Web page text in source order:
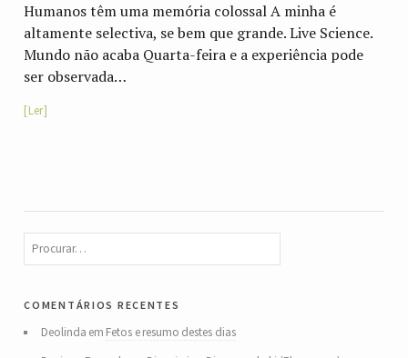
Humanos têm uma memória colossal A minha é
altamente selectiva, se bem que grande. Live Science.
Mundo não acaba Quarta-feira e a experiência pode
ser observada…
Ler
comentários recentes
Deolinda em Fetos e resumo destes dias